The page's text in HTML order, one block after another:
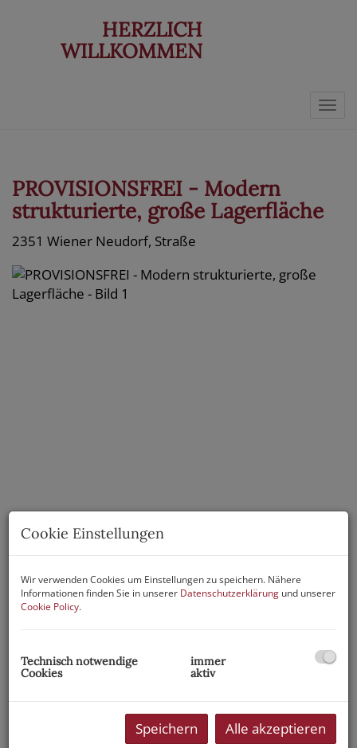
HERZLICH
WILLKOMMEN
PROVISIONSFREI - Modern
strukturierte, große Lagerfläche
2351 Wiener Neudorf, Straße
Beschreibung
Gesucht! Gefunden! Ihr neuer Firmenstandort im
Süden von Wien. Dieses Mietobjekt bietet Ihnen
ca. 650 m² Lagerfläche.
Cookie Einstellungen
Wir verwenden Cookies um Einstellungen zu speichern. Nähere
Informationen finden Sie in unserer Datenschutzerklärung und unserer
Cookie Policy.
Technisch notwendige
Cookies
immer
aktiv
Speichern Alle akzeptieren